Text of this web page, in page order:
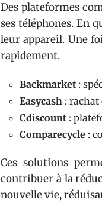
Des plateformes
ses téléphones. En
leur appareil. Une
rapidement.
Backmarket :
Easycash : rachat
Cdiscount :
Comparecycle :
Ces solutions
contribuer à la
nouvelle vie,